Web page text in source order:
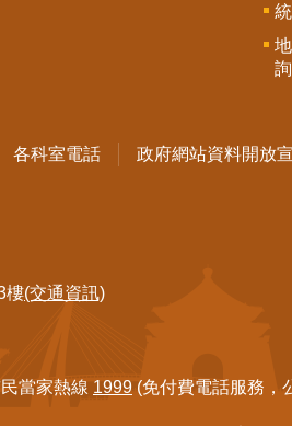
詢
各科室電話 政府網站資料開放
樓(交通資訊)
當家熱線 1999 (免付費電話服務，